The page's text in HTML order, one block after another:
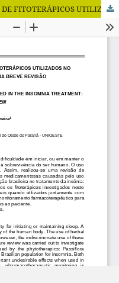
INTERAÇÕES MEDICAMENTOSAS DE FITOTERÁPICOS UTILIZADOS NO TRATAMENTO DA INSÔNIA: UMA BREVE REVISÃO